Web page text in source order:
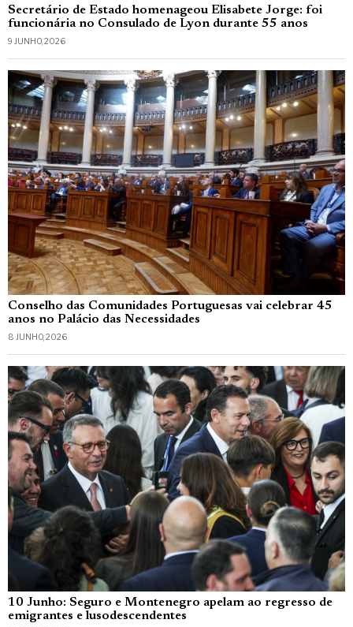
Secretário de Estado homenageou Elisabete Jorge: foi
funcionária no Consulado de Lyon durante 55 anos
9 JUNHO, 2026
Conselho das Comunidades Portuguesas vai celebrar 45
anos no Palácio das Necessidades
8 JUNHO, 2026
10 Junho: Seguro e Montenegro apelam ao regresso de
emigrantes e lusodescendentes